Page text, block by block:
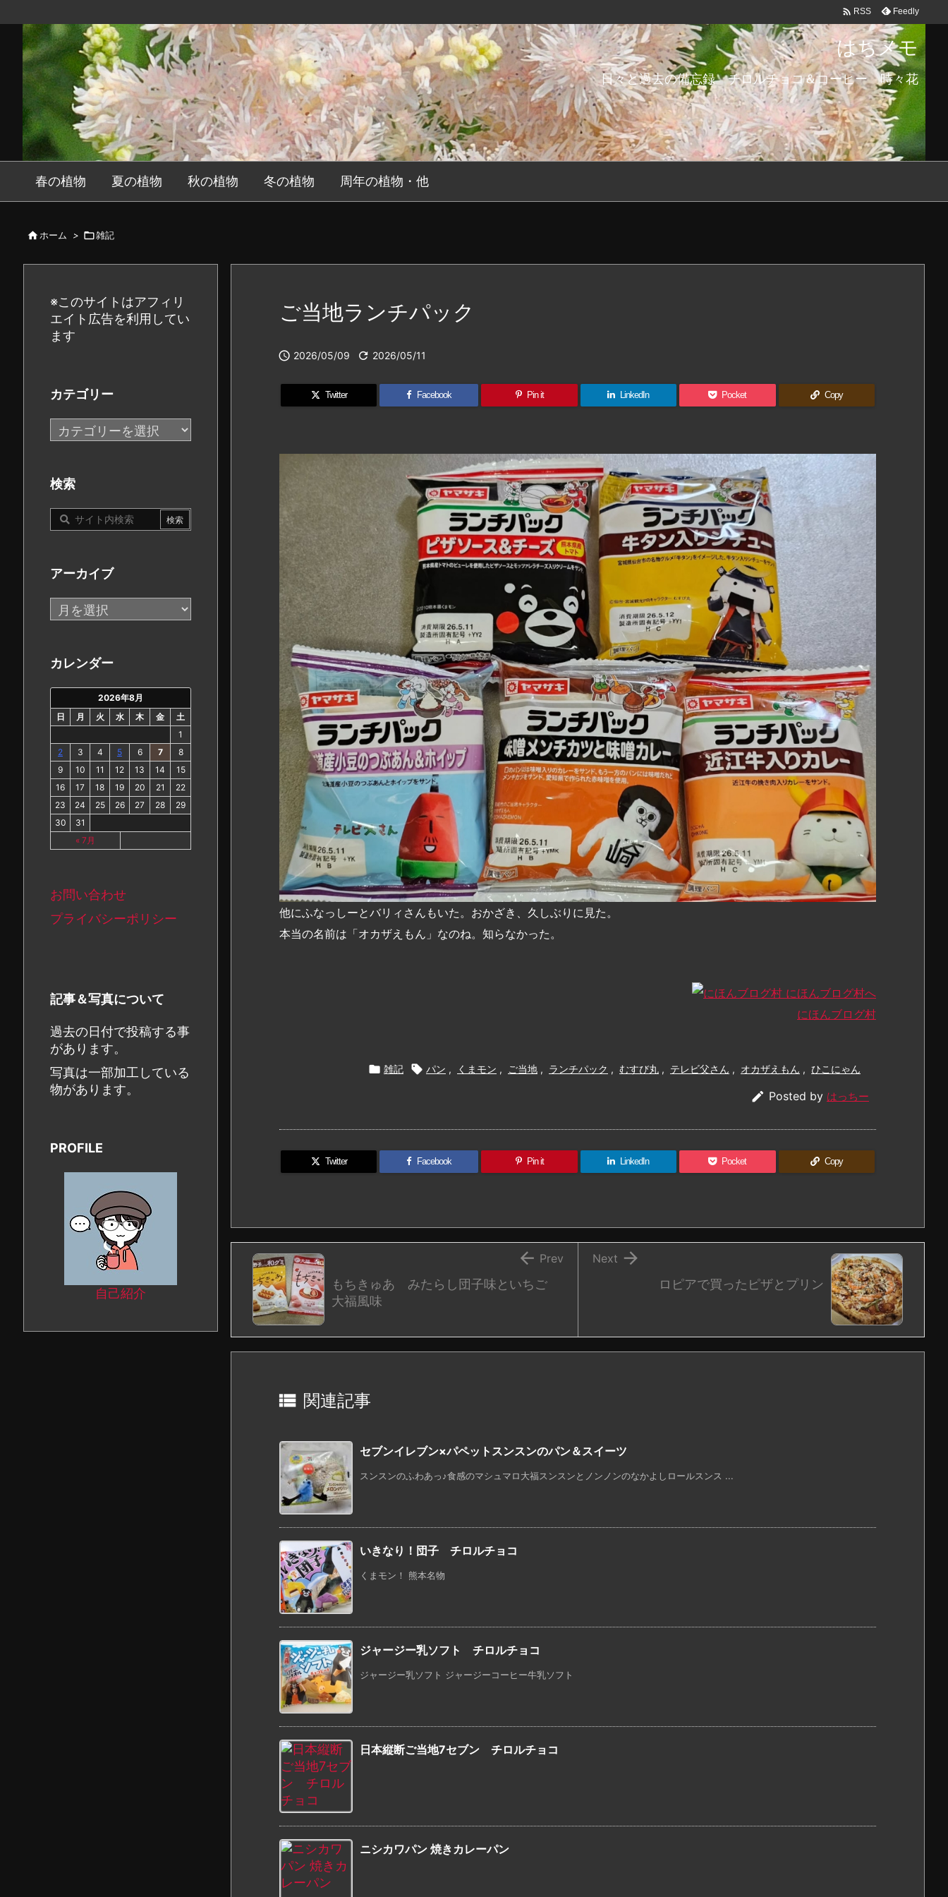
はちメモ
日々と過去の備忘録 チロルチョコ＆コーヒー 時々花
春の植物 夏の植物 秋の植物 冬の植物 周年の植物・他
 RSS Feedly
 ホーム > 雑記
ご当地ランチパック
 2026/05/09  2026/05/11
Twitter Facebook Pin it LinkedIn Pocket Copy
他にふなっしーとバリィさんもいた。おかざき、久しぶりに見た。
本当の名前は「オカザえもん」なのね。知らなかった。
にほんブログ村
 雑記  パン , くまモン , ご当地 , ランチパック , むすび丸 , テレビ父さん , オカザえもん , ひこにゃん
 Posted by はっちー
Twitter Facebook Pin it LinkedIn Pocket Copy
ロピアで買ったピザとプリン

Next
もちきゅあ みたらし団子味といちご
大福風味
 Prev
 関連記事
セブンイレブン×パペットスンスンのパン＆スイーツ
スンスンのふわあっ♪食感のマシュマロ大福スンスンとノンノンのなかよしロールスンス ...
いきなり！団子 チロルチョコ
くまモン！ 熊本名物
ジャージー乳ソフト チロルチョコ
ジャージー乳ソフト ジャージーコーヒー牛乳ソフト
日本縦断ご当地7セブン チロルチョコ
ニシカワパン 焼きカレーパン
※このサイトはアフィリ
エイト広告を利用してい
ます
カテゴリー
カ
テ
リ
ー
検索
アーカイブ
ア
ー
イ
ブ
カレンダー
2026年8月
日
月 火 水 木 金
土
1
2
3 4 5 6 7
8
9
10 11 12 13 14
15
16
17 18 19 20 21
22
23
24 25 26 27 28
29
30
31
« 7月
お問い合わせ
プライバシーポリシー
記事＆写真について
過去の日付で投稿する事
があります。
写真は一部加工している
物があります。
PROFILE
自己紹介